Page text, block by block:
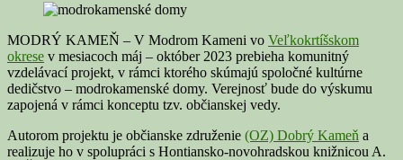
MODRÝ KAMEŇ – V Modrom Kameni vo Veľkokrtíšskom
okrese v mesiacoch máj – október 2023 prebieha komunitný
vzdelávací projekt, v rámci ktorého skúmajú spoločné kultúrne
dedičstvo – modrokamenské domy. Verejnosť bude do výskumu
zapojená v rámci konceptu tzv. občianskej vedy.
Autorom projektu je občianske združenie (OZ) Dobrý Kameň a
realizuje ho v spolupráci s Hontiansko-novohradskou knižnicou A.